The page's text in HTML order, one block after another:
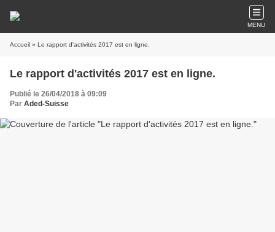
MENU
Accueil » Le rapport d'activités 2017 est en ligne.
Le rapport d'activités 2017 est en ligne.
Publié le 26/04/2018 à 09:09
Par Aded-Suisse